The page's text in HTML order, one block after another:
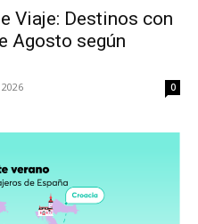
Viaje: Destinos con
Agosto según
0